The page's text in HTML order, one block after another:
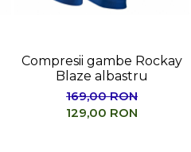
Compresii gambe Rockay
Blaze albastru
169,00 RON
129,00 RON